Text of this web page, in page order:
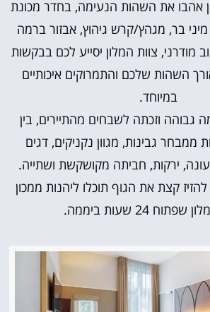
אהבו את השהות הנעימה, בחדר מכונת
בר, מגהץ/קרש גיהוץ, אבזור ברמה
מודרני, צוות המלון יסייע לכם בבקשות
השהות שלכם והתמרוקים איכותיים
במיוחד.
גבוהה וזכתה לשבחים מהתיירים, בין
ממבחר גבינות, מגוון נקניקים, דגים
ירקות, חביתה מקושקשת ושתייה.
קצת את הגוף תוכלו ליהנות ממכון
24 שעות ביממה.‬‬‬‬